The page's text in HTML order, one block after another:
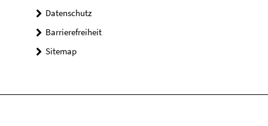
Datenschutz
Barrierefreiheit
Sitemap